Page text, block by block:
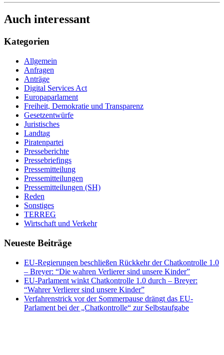
Auch interessant
Kategorien
Allgemein
Anfragen
Anträge
Digital Services Act
Europaparlament
Freiheit, Demokratie und Transparenz
Gesetzentwürfe
Juristisches
Landtag
Piratenpartei
Presseberichte
Pressebriefings
Pressemitteilung
Pressemitteilungen
Pressemitteilungen (SH)
Reden
Sonstiges
TERREG
Wirtschaft und Verkehr
Neueste Beiträge
EU-Regierungen beschließen Rückkehr der Chatkontrolle 1.0
– Breyer: “Die wahren Verlierer sind unsere Kinder”
EU-Parlament winkt Chatkontrolle 1.0 durch – Breyer:
“Wahrer Verlierer sind unsere Kinder”
Verfahrenstrick vor der Sommerpause drängt das EU-
Parlament bei der „Chatkontrolle“ zur Selbstaufgabe